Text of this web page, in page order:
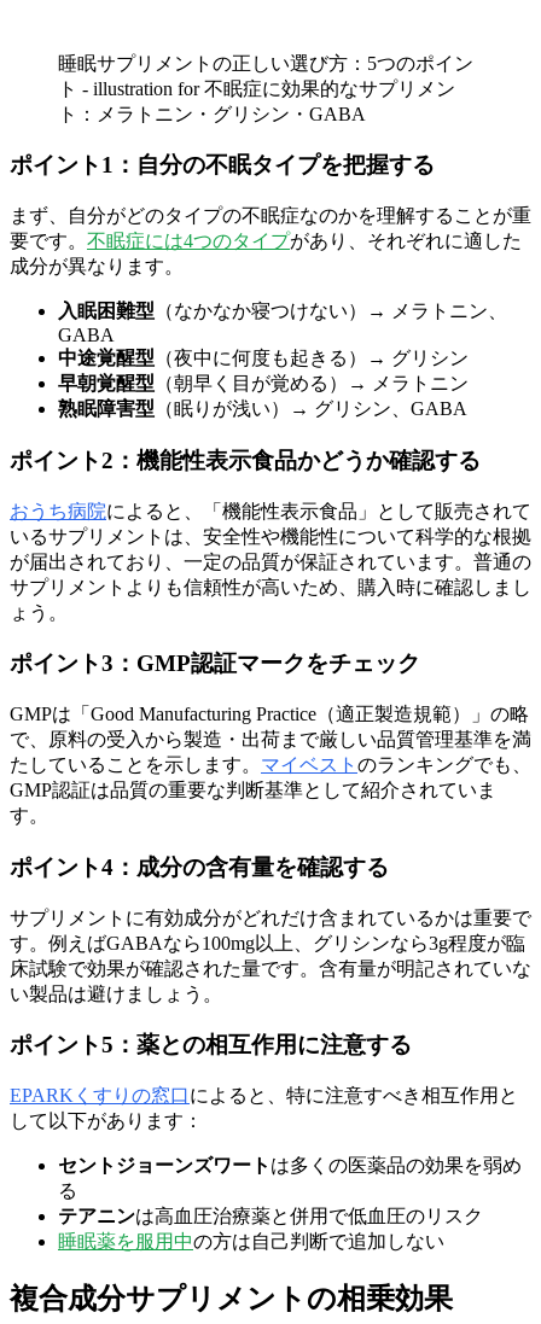
睡眠サプリメントの正しい選び方：5つのポイン
ト - illustration for 不眠症に効果的なサプリメン
ト：メラトニン・グリシン・GABA
ポイント1：自分の不眠タイプを把握する
まず、自分がどのタイプの不眠症なのかを理解することが重
要です。 不眠症には4つのタイプがあり、それぞれに適した
成分が異なります。
入眠困難型 （なかなか寝つけない）→ メラトニン、
GABA
中途覚醒型 （夜中に何度も起きる）→ グリシン
早朝覚醒型 （朝早く目が覚める）→ メラトニン
熟眠障害型 （眠りが浅い）→ グリシン、GABA
ポイント2：機能性表示食品かどうか確認する
おうち病院によると、「機能性表示食品」として販売されて
いるサプリメントは、安全性や機能性について科学的な根拠
が届出されており、一定の品質が保証されています。普通の
サプリメントよりも信頼性が高いため、購入時に確認しまし
ょう。
ポイント3：GMP認証マークをチェック
GMPは「Good Manufacturing Practice（適正製造規範）」の略
で、原料の受入から製造・出荷まで厳しい品質管理基準を満
たしていることを示します。 マイベスト のランキングでも、
GMP認証は品質の重要な判断基準として紹介されていま
す。
ポイント4：成分の含有量を確認する
サプリメントに有効成分がどれだけ含まれているかは重要で
す。例えばGABAなら100mg以上、グリシンなら3g程度が臨
床試験で効果が確認された量です。含有量が明記されていな
い製品は避けましょう。
ポイント5：薬との相互作用に注意する
EPARKくすりの窓口によると、特に注意すべき相互作用と
して以下があります：
セントジョーンズワート は多くの医薬品の効果を弱め
る
テアニンは高血圧治療薬と併用で低血圧のリスク
睡眠薬を服用中の方は自己判断で追加しない
複合成分サプリメントの相乗効果